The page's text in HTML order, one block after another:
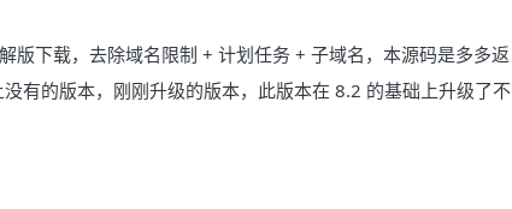
版下载，去除域名限制 + 计划任务 + 子域名，本源码是多多返
有的版本，刚刚升级的版本，此版本在 8.2 的基础上升级了不